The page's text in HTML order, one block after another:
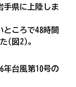
手県に上陸しま
ところで48時間
(図2)。
年台風第10号の